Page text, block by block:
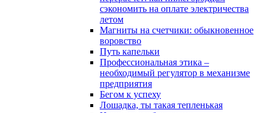
сэкономить на оплате электричества
летом
Магниты на счетчики: обыкновенное
воровство
Путь капельки
Профессиональная этика –
необходимый регулятор в механизме
предприятия
Бегом к успеху
Лошадка, ты такая тепленькая